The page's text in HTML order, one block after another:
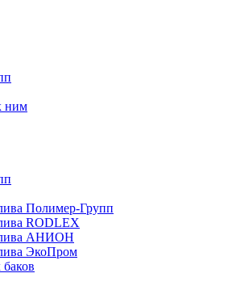
ним
Полимер-Групп
RODLEX
АНИОН
ЭкоПром